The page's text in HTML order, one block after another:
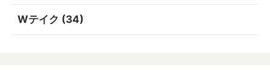
Wテイク (34)